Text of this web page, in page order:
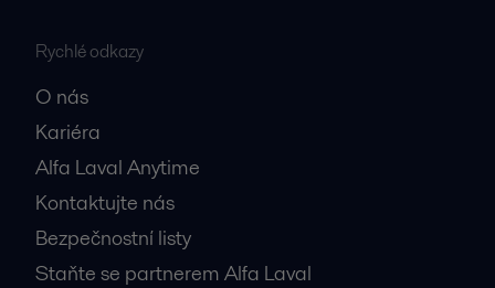
Rychlé odkazy
O nás
Kariéra
Alfa Laval Anytime
Kontaktujte nás
Bezpečnostní listy
Staňte se partnerem Alfa Laval